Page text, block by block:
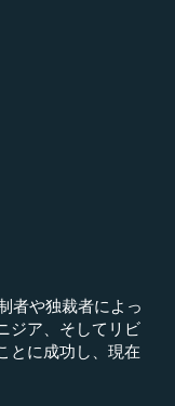
者や独裁者によっ
ジア、そしてリビ
とに成功し、現在